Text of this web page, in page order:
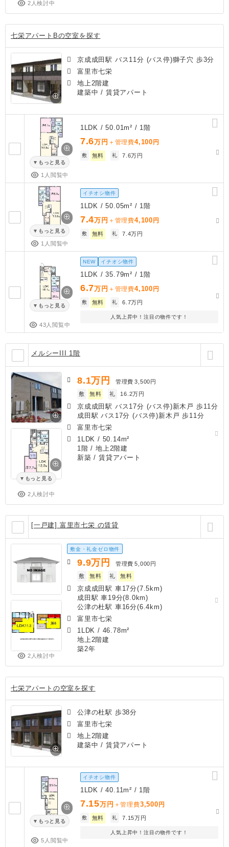
2人検討中
七栄アパートBの空室を探す
京成成田駅 バス11分 (バス停)獅子穴 歩3分
富里市七栄
地上2階建
建築中 / 賃貸アパート
もっと見る
1人閲覧中
1LDK / 50.01m² / 1階
7.6万円 ＋管理費4,100 円
敷 無料 礼 7.6万円
もっと見る
1人閲覧中
イチオシ物件
1LDK / 50.05m² / 1階
7.4万円 ＋管理費4,100 円
敷 無料 礼 7.4万円
もっと見る
43人閲覧中
NEW イチオシ物件
1LDK / 35.79m² / 1階
6.7万円 ＋管理費4,100 円
敷 無料 礼 6.7万円
人気上昇中！注目の物件です！
メルシーIII 1階
もっと見る
2人検討中
8.1万円 管理費 3,500円
敷
無料 礼 16.2万円
京成成田駅 バス17分 (バス停)新木戸 歩11分
成田駅 バス17分 (バス停)新木戸 歩11分
富里市七栄
1LDK / 50.14m²
1階 / 地上2階建
新築 / 賃貸アパート
[一戸建] 富里市七栄 の賃貸
2人検討中
敷金・礼金ゼロ物件
9.9万円 管理費 5,000円
敷
無料 礼 無料
京成成田駅 車17分(7.5km)
成田駅 車19分(8.0km)
公津の杜駅 車16分(6.4km)
富里市七栄
1LDK / 46.78m²
地上2階建
築2年
七栄アパートの空室を探す
公津の杜駅 歩38分
富里市七栄
地上2階建
建築中 / 賃貸アパート
もっと見る
5人閲覧中
イチオシ物件
1LDK / 40.11m² / 1階
7.15万円 ＋管理費3,500 円
敷 無料 礼 7.15万円
人気上昇中！注目の物件です！